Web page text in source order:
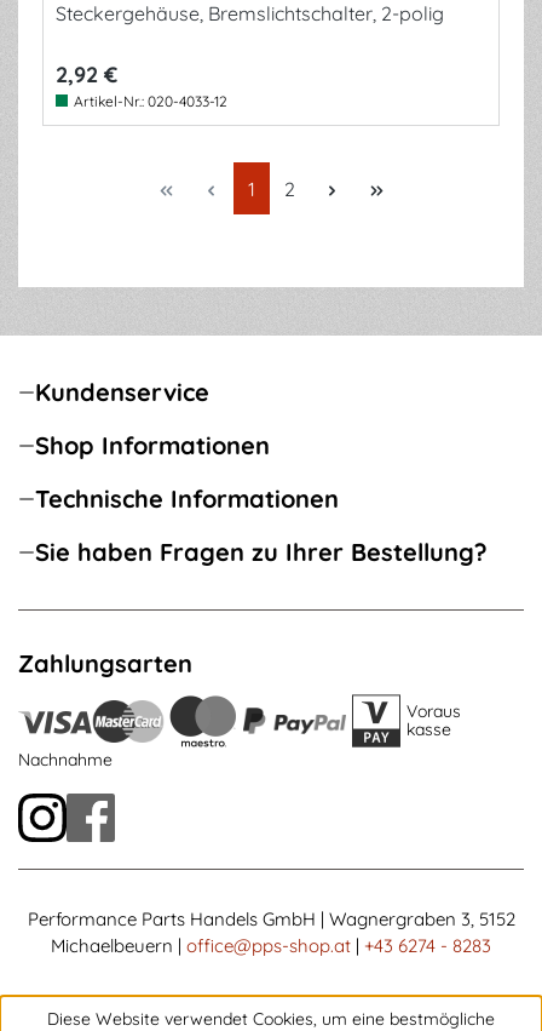
Steckergehäuse, Bremslichtschalter, 2-polig
2,92 €
Artikel-Nr.: 020-4033-12
Seite
1 Seite
2
Kundenservice
Shop Informationen
Technische Informationen
Sie haben Fragen zu Ihrer Bestellung?
Zahlungsarten
Voraus
kasse
Nachnahme
Performance Parts Handels GmbH | Wagnergraben 3, 5152
Michaelbeuern | office@pps-shop.at | +43 6274 - 8283
Diese Website verwendet Cookies, um eine bestmögliche